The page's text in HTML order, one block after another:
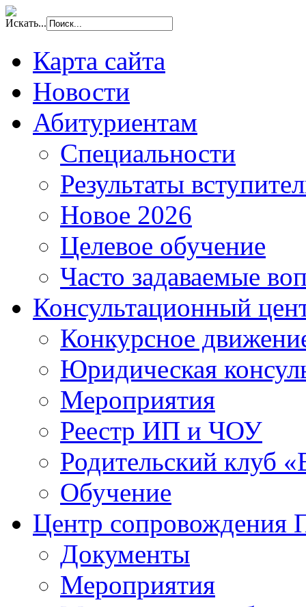
Искать...
Карта сайта
Новости
Абитуриентам
Специальности
Результаты
Новое 2026
Целевое обучение
Часто задаваемые
Консультационный
Конкурсное
Юридическая
Мероприятия
Реестр ИП и ЧОУ
Родительский клуб
Обучение
Центр сопровождения
Документы
Мероприятия